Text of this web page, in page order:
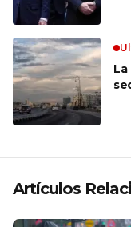
Artículos